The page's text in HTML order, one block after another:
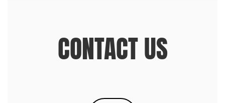
CONTACT US